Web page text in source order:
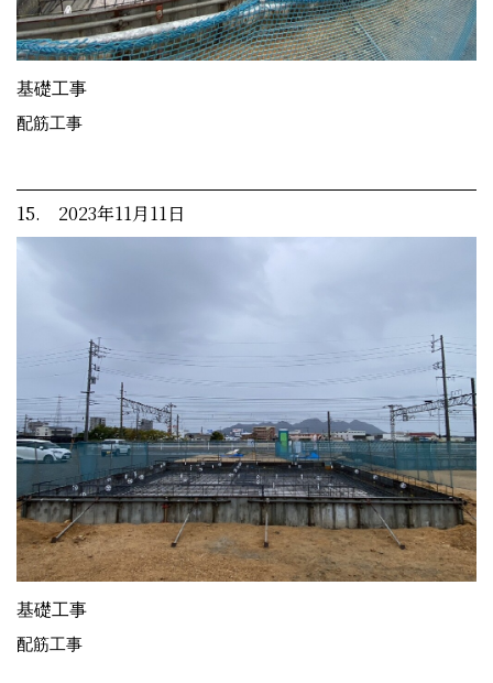
基礎工事
配筋工事
15. 2023年11月11日
基礎工事
配筋工事